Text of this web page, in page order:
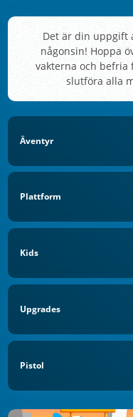
Det är din uppgift
någonsin! Hoppa
vakterna och befria
slutföra alla
Äventyr
Plattform
Kids
Upgrades
Pistol